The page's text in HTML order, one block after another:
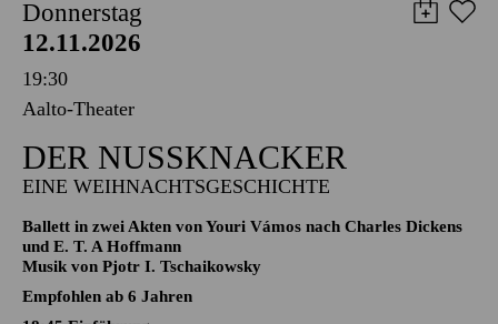
AALTO BALLETT ESSEN
Donnerstag
12.11.2026
19:30
Aalto-Theater
DER NUSSKNACKER
EINE WEIHNACHTSGESCHICHTE
Ballett in zwei Akten von Youri Vámos nach Charles Dickens